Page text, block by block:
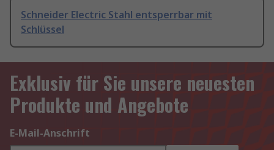
Schneider Electric Stahl entsperrbar mit
Schlüssel
Exklusiv für Sie unsere neuesten
Produkte und Angebote
E-Mail-Anschrift